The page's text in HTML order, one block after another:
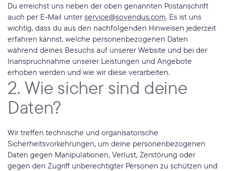
Du erreichst uns neben der oben genannten Postanschrift
auch per E-Mail unter service@sovendus.com. Es ist uns
wichtig, dass du aus den nachfolgenden Hinweisen jederzeit
erfahren kannst, welche personenbezogenen Daten
während deines Besuchs auf unserer Website und bei der
Inanspruchnahme unserer Leistungen und Angebote
erhoben werden und wie wir diese verarbeiten.
2. Wie sicher sind deine
Daten?
Wir treffen technische und organisatorische
Sicherheitsvorkehrungen, um deine personenbezogenen
Daten gegen Manipulationen, Verlust, Zerstörung oder
gegen den Zugriff unberechtigter Personen zu schützen und